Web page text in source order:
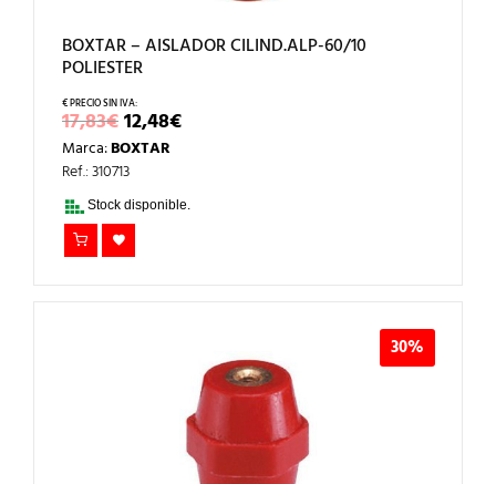
BOXTAR – AISLADOR CILIND.ALP-60/10
POLIESTER
17,83€EL
PRECIO
ORIGINAL
ERA:
17,83€.
12,48€EL
PRECIO
Marca:BOXTAR
Ref.: 310713
Stock disponible.
30%